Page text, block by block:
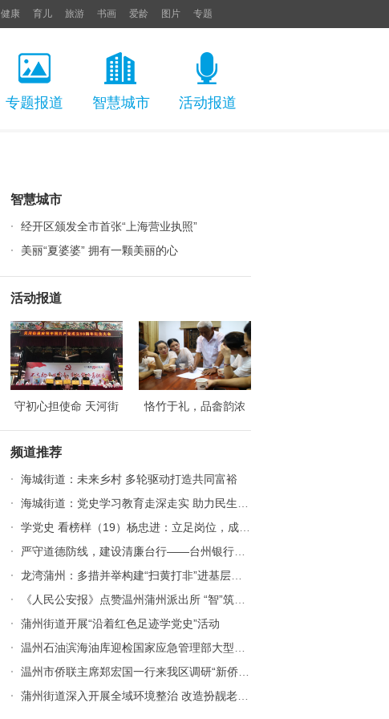
健康 育儿 旅游 书画 爱龄 图片 专题
专题报道 智慧城市 活动报道
智慧城市
·
经开区颁发全市首张“上海营业执照”
·
美丽“夏婆婆” 拥有一颗美丽的心
活动报道
守初心担使命 天河街
召开
恪竹于礼，品畲韵浓
频道推荐
·
海城街道：未来乡村 多轮驱动打造共同富裕
·
海城街道：党史学习教育走深走实 助力民生实事高效落地
·
学党史 看榜样（19）杨忠进：立足岗位，成就自我
·
严守道德防线，建设清廉台行——台州银行温州分行开展员工道德风险防控学习
·
龙湾蒲州：多措并举构建“扫黄打非”进基层新格局
·
《人民公安报》点赞温州蒲州派出所 “智”筑社会治安防控体系
·
蒲州街道开展“沿着红色足迹学党史”活动
·
温州石油滨海油库迎检国家应急管理部大型油气储存基地安全风险评估督导
·
温州市侨联主席郑宏国一行来我区调研“新侨创新创业园”
·
蒲州街道深入开展全域环境整治 改造扮靓老旧小区